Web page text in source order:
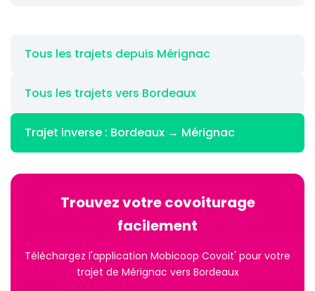
Tous les trajets depuis Mérignac
Tous les trajets vers Bordeaux
Trajet inverse : Bordeaux → Mérignac
Trouvez votre covoiturage
facilement
Téléchargez l'application Mobicoop Covoit' pour votre
trajet de Mérignac vers Bordeaux